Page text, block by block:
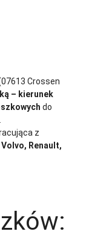
Crossen
– kierunek
do
z
Volvo, Renault,